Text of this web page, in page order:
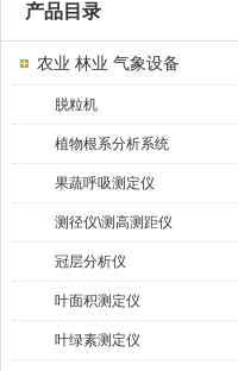
产品目录
农业 林业 气象设备
脱粒机
植物根系分析系统
果蔬呼吸测定仪
测径仪\测高测距仪
冠层分析仪
叶面积测定仪
叶绿素测定仪